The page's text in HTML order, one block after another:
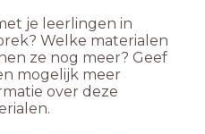
je leerlingen in
Welke materialen
ze nog meer? Geef
mogelijk meer
over deze